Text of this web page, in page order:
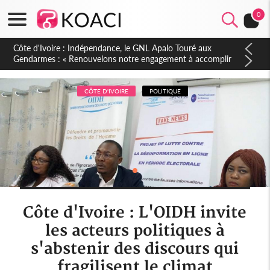
0
Sierra Leone : Un projet de réforme constitutionnelle en
gestation, points clés des amendements, un exclu d'avance
CÔTE D'IVOIRE POLITIQUE
Côte d'Ivoire : L'OIDH invite
les acteurs politiques à
s'abstenir des discours qui